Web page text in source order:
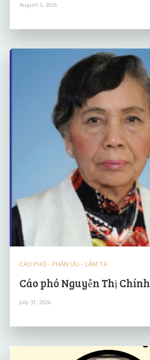
August 5, 2026
CÁO PHÓ - PHÂN ƯU - CẢM TẠ
Cáo phó Nguyễn Thị Chính
July 31, 2026